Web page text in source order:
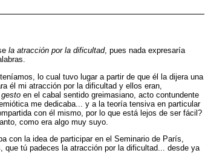
la atracción por la dificultad, pues nada expresaría
lo cual tuvo lugar a partir de que él la dijera una
él mi atracción por la dificultad y ellos eran,
en el cabal sentido greimasiano, acto contundente
me dedicaba... y a la teoría tensiva en particular
con él mismo, por lo que está lejos de ser fácil?
como era algo muy suyo.
con la idea de participar en el Seminario de París,
que tú padeces la atracción por la dificultad... desde ya